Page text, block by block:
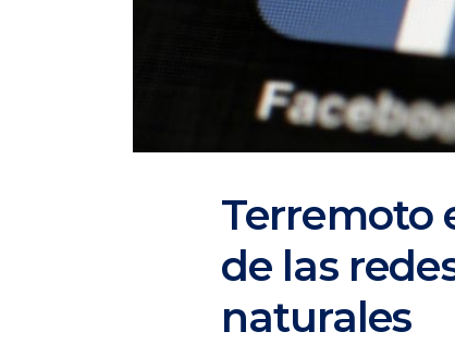
Terremoto
de las
naturales